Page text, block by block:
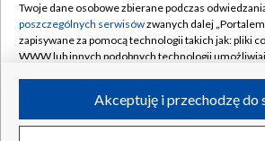
Rada Programowa
System NOS
Informacje o nadawcy
Program dla prasy
Kontakt
Kanały
©2026 Telewizja Polska S.A.
Twoje dane osobowe zbierane podczas
poszczególnych serwisówzwanych dalej
zapisywane za pomocą technologii takich jak: pliki
WWW lub innych podobnych technologii
ruchu w Internecie.Akceptuję i przechodzę do